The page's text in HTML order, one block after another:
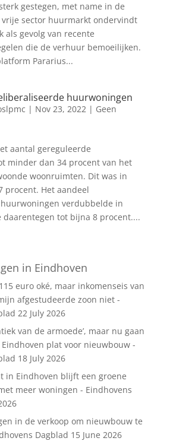
gestegen, met name in de
vrije sector huurmarkt ondervindt
als gevolg van recente
die de verhuur bemoeilijken.
Pararius...
huurwoningen
| Nov 23, 2022| Geen
aantal gereguleerde
minder dan 34 procent van het
woonruimten. Dit was in
procent. Het aandeel
verdubbelde in
tot bijna 8 procent....
in Eindhoven
euro oké, maar inkomenseis van
afgestudeerde zoon niet -
22 July 2026
van de armoede’, maar nu gaan
plat voor nieuwbouw -
18 July 2026
in Eindhoven blijft een groene
meer woningen - Eindhovens
in de verkoop om nieuwbouw te
Dagblad 15 June 2026